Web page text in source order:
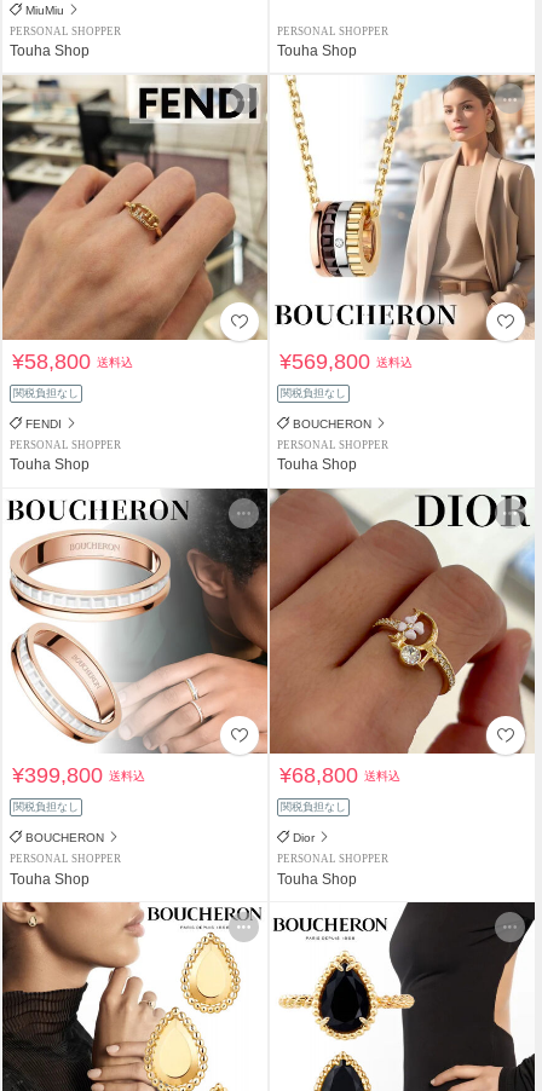
MiuMiu
PERSONAL SHOPPER
Touha Shop
PERSONAL SHOPPER
Touha Shop
¥58,800送料込
関税負担なし
FENDI
PERSONAL SHOPPER
Touha Shop
¥569,800送料込
関税負担なし
BOUCHERON
PERSONAL SHOPPER
Touha Shop
¥399,800送料込
関税負担なし
BOUCHERON
PERSONAL SHOPPER
Touha Shop
¥68,800送料込
関税負担なし
Dior
PERSONAL SHOPPER
Touha Shop